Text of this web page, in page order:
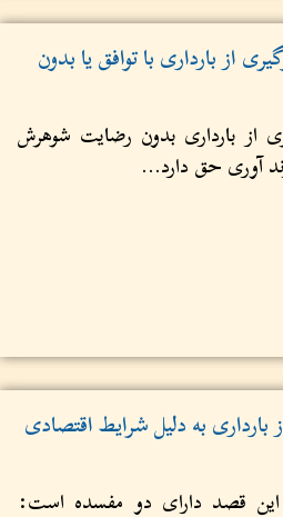
از بارداری با توافق یا بدون
از بارداری بدون رضایت شوهرش
آوری حق دارد...
قصد دارای دو مفسده است: